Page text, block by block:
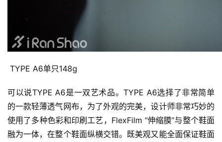
TYPE A6单只148g
可以说TYPE A6是一双艺术品。TYPE A6选择了非常简单
的一款轻薄透气网布，为了外观的完美，设计师非常巧妙的
使用了多种色彩和印刷工艺，FlexFilm “伸缩膜”与整个鞋面
融为一体，在整个鞋面纵横交错。既美观又能全面保证鞋面